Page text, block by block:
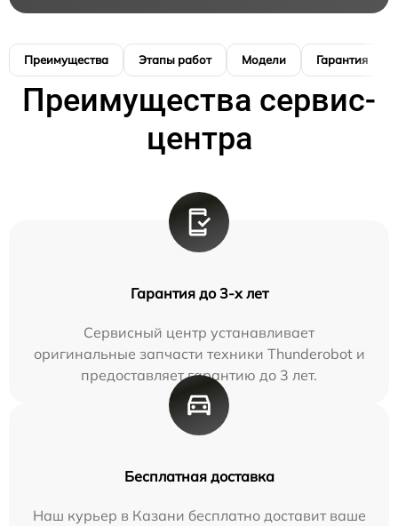
Преимущества Этапы работ Модели Гарантия
Преимущества сервис-
центра
Гарантия до 3-х лет
Сервисный центр устанавливает
оригинальные запчасти техники Thunderobot и
предоставляет гарантию до 3 лет.
Бесплатная доставка
Наш курьер в Казани бесплатно доставит ваше